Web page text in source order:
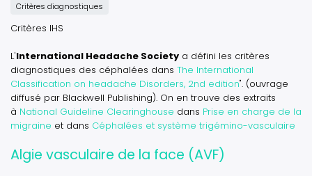
Critères diagnostiques
Critères IHS
L'International Headache Society a défini les critères
diagnostiques des céphalées dans The International
Classification on headache Disorders, 2nd edition". (ouvrage
diffusé par Blackwell Publishing). On en trouve des extraits
à National Guideline Clearinghouse dans Prise en charge de la
migraine et dans Céphalées et système trigémino-vasculaire
Algie vasculaire de la face (AVF)